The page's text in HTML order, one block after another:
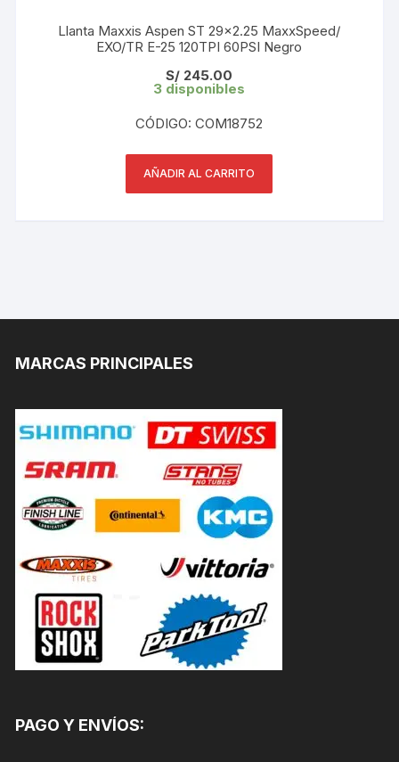
Llanta Maxxis Aspen ST 29×2.25 MaxxSpeed/
EXO/TR E-25 120TPI 60PSI Negro
S/ 245.00
3 disponibles
CÓDIGO: COM18752
AÑADIR AL CARRITO
MARCAS PRINCIPALES
PAGO Y ENVÍOS: